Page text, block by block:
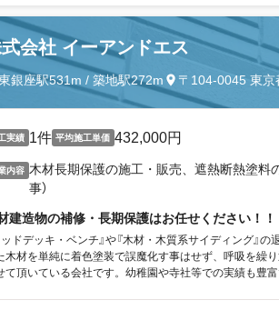
会社 イーアンドエス
銀座駅531m / 築地駅272m 〒104-0045 東
実績 1件 平均施工単価 432,000円
内容 木材長期保護の施工・販売、遮熱断熱塗料
事）
建造物の補修・長期保護はお任せください！！
ッドデッキ・ベンチ』や『木材・木質系サイディング』
木材を単純に着色塗装で誤魔化す事はせず、呼吸を繰
て頂いている会社です。幼稚園や寺社等での実績も豊